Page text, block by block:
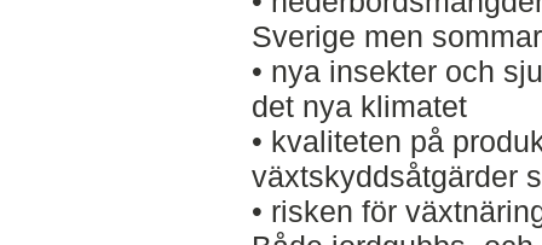
Sverige men
• nya insekter och
det nya klimatet
• kvaliteten på
växtskyddsåtgärder
• risken för